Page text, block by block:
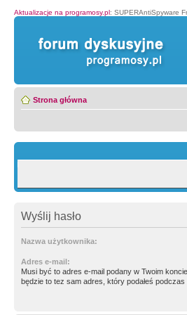
Aktualizacje na programosy.pl: SUPERAntiSpyware
Strona główna
Wyślij hasło
Nazwa użytkownika:
Adres e-mail:
Musi być to adres e-mail podany w Twoim
będzie to tez sam adres, który podałeś podczas